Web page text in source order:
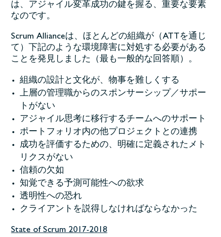
は、アジャイル変革成功の鍵を握る、重要な要素
なのです。
Scrum Allianceは、ほとんどの組織が（ATTを通じ
て）下記のような環境障害に対処する必要がある
ことを発見しました（最も一般的な回答順）。
組織の設計と文化が、物事を難しくする
上層の管理職からのスポンサーシップ／サポー
トがない
アジャイル思考に移行するチームへのサポート
ポートフォリオ内の他プロジェクトとの連携
成功を評価するための、明確に定義されたメト
リクスがない
信頼の欠如
知覚できる予測可能性への欲求
透明性への恐れ
クライアントを説得しなければならなかった
State of Scrum 2017-2018